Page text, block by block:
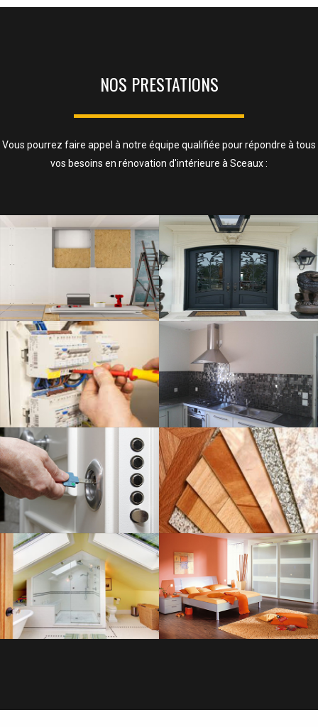
NOS PRESTATIONS
Vous pourrez faire appel à notre équipe qualifiée pour répondre à tous
vos besoins en rénovation d'intérieure à Sceaux :
ISOLATION, CLOISONS ET FAUX
PLAFOND
ELECTRICITÉ
SAVOIR PLUS
SERRURERIE
SAVOIR PLUS
PLOMBERIE
SAVOIR PLUS